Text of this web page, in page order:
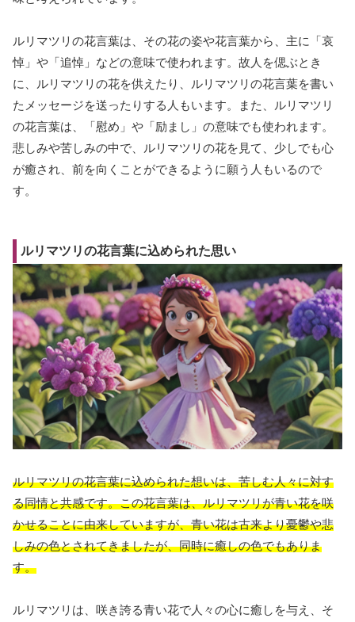
ルリマツリの花言葉は、その花の姿や花言葉から、主に「哀
悼」や「追悼」などの意味で使われます。故人を偲ぶとき
に、ルリマツリの花を供えたり、ルリマツリの花言葉を書い
たメッセージを送ったりする人もいます。また、ルリマツリ
の花言葉は、「慰め」や「励まし」の意味でも使われます。
悲しみや苦しみの中で、ルリマツリの花を見て、少しでも心
が癒され、前を向くことができるように願う人もいるので
す。
ルリマツリの花言葉に込められた思い
ルリマツリの花言葉に込められた想いは、苦しむ人々に対す
る同情と共感です。この花言葉は、ルリマツリが青い花を咲
かせることに由来していますが、青い花は古来より憂鬱や悲
しみの色とされてきましたが、同時に癒しの色でもありま
す。
ルリマツリは、咲き誇る青い花で人々の心に癒しを与え、そ